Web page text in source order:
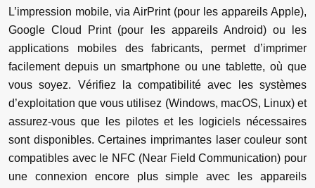
L’impression mobile, via AirPrint (pour les appareils Apple),
Google Cloud Print (pour les appareils Android) ou les
applications mobiles des fabricants, permet d’imprimer
facilement depuis un smartphone ou une tablette, où que
vous soyez. Vérifiez la compatibilité avec les systèmes
d’exploitation que vous utilisez (Windows, macOS, Linux) et
assurez-vous que les pilotes et les logiciels nécessaires
sont disponibles. Certaines imprimantes laser couleur sont
compatibles avec le NFC (Near Field Communication) pour
une connexion encore plus simple avec les appareils